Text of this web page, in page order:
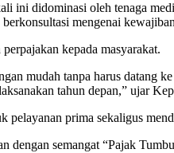
ini didominasi oleh tenaga
mengenai
kepada masyarakat.
mudah tanpa harus
tahun depan,” ujar
prima sekaligus
dengan semangat “Pajak